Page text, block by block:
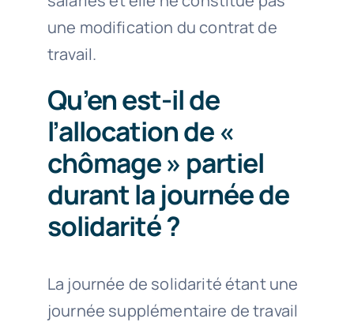
une modification du contrat de
travail.
Qu’en est-il de
l’allocation de «
chômage » partiel
durant la journée de
solidarité ?
La journée de solidarité étant une
journée supplémentaire de travail